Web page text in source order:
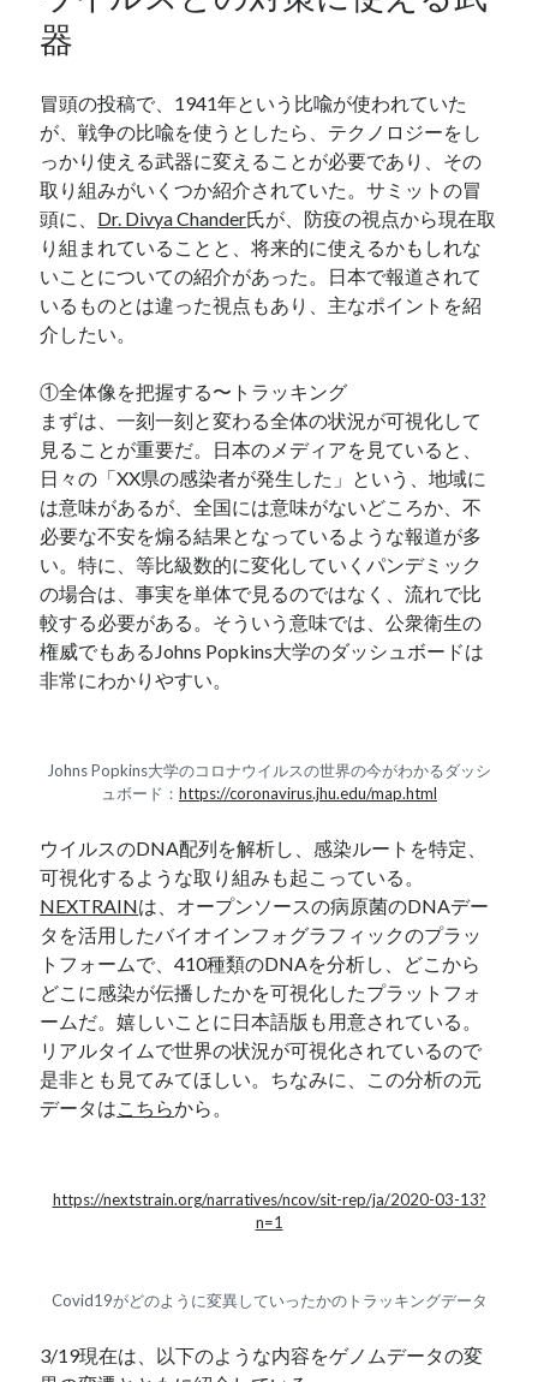
器
冒頭の投稿で、1941年という比喩が使われていた
が、戦争の比喩を使うとしたら、テクノロジーをし
っかり使える武器に変えることが必要であり、その
取り組みがいくつか紹介されていた。サミットの冒
頭に、 Dr. Divya Chander氏が、防疫の視点から現在取
り組まれていることと、将来的に使えるかもしれな
いことについての紹介があった。日本で報道されて
いるものとは違った視点もあり、主なポイントを紹
介したい。
①全体像を把握する〜トラッキング
まずは、一刻一刻と変わる全体の状況が可視化して
見ることが重要だ。日本のメディアを見ていると、
日々の「XX県の感染者が発生した」という、地域に
は意味があるが、全国には意味がないどころか、不
必要な不安を煽る結果となっているような報道が多
い。特に、等比級数的に変化していくパンデミック
の場合は、事実を単体で見るのではなく、流れで比
較する必要がある。そういう意味では、公衆衛生の
権威でもあるJohns Popkins大学のダッシュボードは
非常にわかりやすい。
Johns Popkins大学のコロナウイルスの世界の今がわかるダッシ
ュボード： https://coronavirus.jhu.edu/map.html
ウイルスのDNA配列を解析し、感染ルートを特定、
可視化するような取り組みも起こっている。
NEXTRAINは、オープンソースの病原菌のDNAデー
タを活用したバイオインフォグラフィックのプラッ
トフォームで、410種類のDNAを分析し、どこから
どこに感染が伝播したかを可視化したプラットフォ
ームだ。嬉しいことに日本語版も用意されている。
リアルタイムで世界の状況が可視化されているので
是非とも見てみてほしい。ちなみに、この分析の元
データはこちらから。
https://nextstrain.org/narratives/ncov/sit-rep/ja/2020-03-13?
n=1
Covid19がどのように変異していったかのトラッキングデータ
3/19現在は、以下のような内容をゲノムデータの変